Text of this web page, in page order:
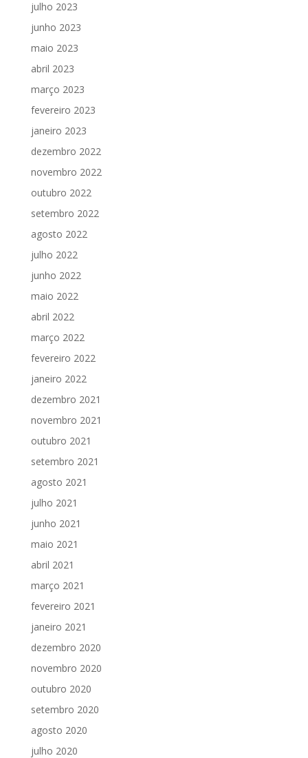
julho 2023
junho 2023
maio 2023
abril 2023
março 2023
fevereiro 2023
janeiro 2023
dezembro 2022
novembro 2022
outubro 2022
setembro 2022
agosto 2022
julho 2022
junho 2022
maio 2022
abril 2022
março 2022
fevereiro 2022
janeiro 2022
dezembro 2021
novembro 2021
outubro 2021
setembro 2021
agosto 2021
julho 2021
junho 2021
maio 2021
abril 2021
março 2021
fevereiro 2021
janeiro 2021
dezembro 2020
novembro 2020
outubro 2020
setembro 2020
agosto 2020
julho 2020